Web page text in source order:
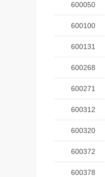
600050
600100
600131
600268
600271
600312
600320
600372
600378